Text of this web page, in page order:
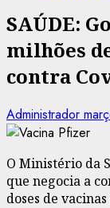
SAÚDE:
milhões
contra
Administrador
O Ministério da
que negocia a
doses de